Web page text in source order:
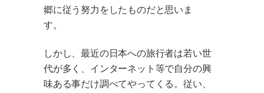
郷に従う努力をしたものだと思いま
す。
しかし、最近の日本への旅行者は若い世
代が多く、インターネット等で自分の興
味ある事だけ調べてやってくる。従い、